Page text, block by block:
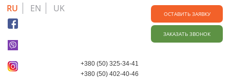
Skip
main
RU EN UK ОСТАВИТЬ ЗАЯВКУ
ЗАКАЗАТЬ ЗВОНОК
+380 (50) 325-34-41
+380 (50) 402-40-46